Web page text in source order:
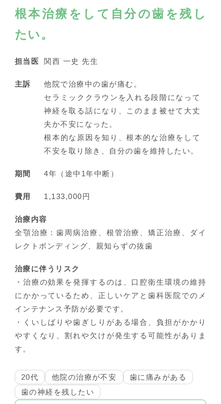
根本治療をして自分の歯を残し
たい。
担当医 関西 一史 先生
主訴
他院で治療中の歯が痛む。
セラミッククラウンを入れる段階になって
神経を取る話になり、このまま被せて大丈
夫か不安になった。
根本的な原因を知り、根本的な治療をして
不安を取り除き、自分の歯を維持したい。
期間 4年（途中1年中断）
費用 1,133,000円
治療内容
全顎治療：歯周病治療、根管治療、矯正治療、ダイ
レクトボンディング、親知らずの抜歯
治療に伴うリスク
・治療の効果を発揮するのは、口腔衛生環境の維持
にかかっているため、正しいケアと歯科医院でのメ
インテナンス予防が必要です。
・くいしばりや歯ぎしりがある場合、負担がかかり
やすくなり、割れや欠けが発生する可能性がありま
す。
20代 他院の治療が不安
歯に痛みがある
歯の神経を残したい